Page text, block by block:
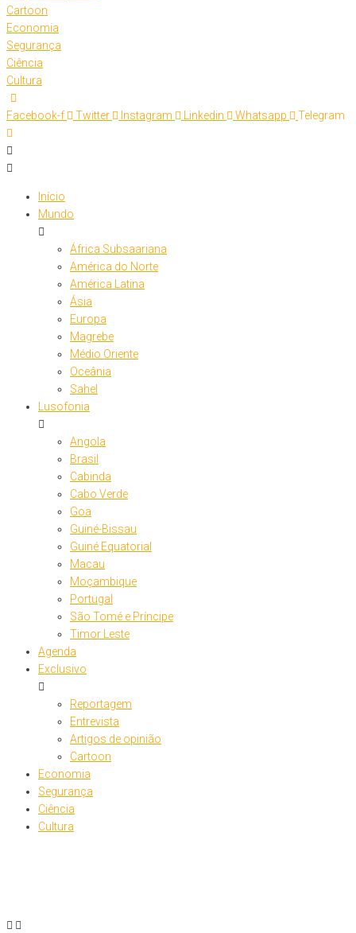
Cartoon
Economia
Segurança
Ciência
Cultura
Facebook-f Twitter Instagram Linkedin Whatsapp Telegram
Início
Mundo
África Subsaariana
América do Norte
América Latina
Ásia
Europa
Magrebe
Médio Oriente
Oceânia
Sahel
Lusofonia
Angola
Brasil
Cabinda
Cabo Verde
Goa
Guiné-Bissau
Guiné Equatorial
Macau
Moçambique
Portugal
São Tomé e Príncipe
Timor Leste
Agenda
Exclusivo
Reportagem
Entrevista
Artigos de opinião
Cartoon
Economia
Segurança
Ciência
Cultura